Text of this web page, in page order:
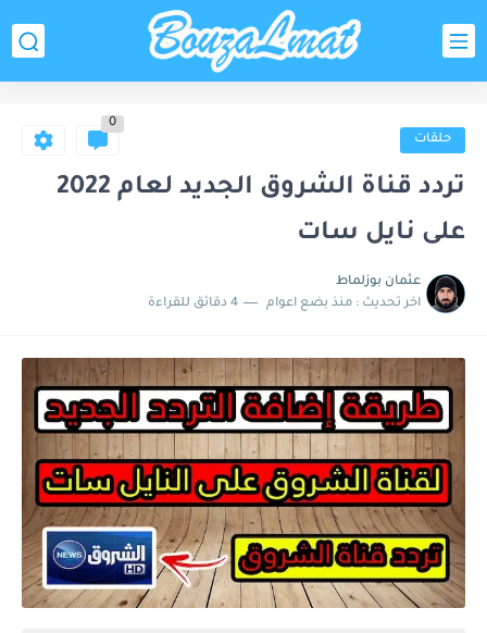
حلقات
0
تردد قناة الشروق الجديد لعام 2022
على نايل سات
عثمان بوزلماط
اخر تحديث : منذ بضع اعوام 4 دقائق للقراءة